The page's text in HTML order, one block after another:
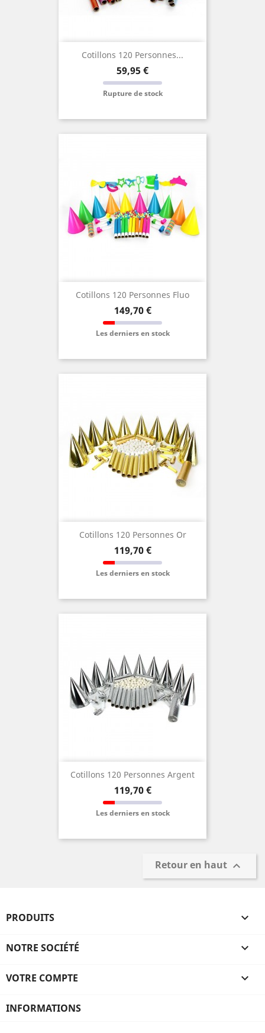
Cotillons 120 Personnes...
Prix
59,95 €
Rupture de stock
Cotillons 120 Personnes Fluo
Prix
149,70 €
Les derniers en stock
Cotillons 120 Personnes Or
Prix
119,70 €
Les derniers en stock
Cotillons 120 Personnes Argent
Prix
119,70 €
Les derniers en stock
Retour en haut 
PRODUITS 
NOTRE SOCIÉTÉ 
VOTRE COMPTE 
INFORMATIONS